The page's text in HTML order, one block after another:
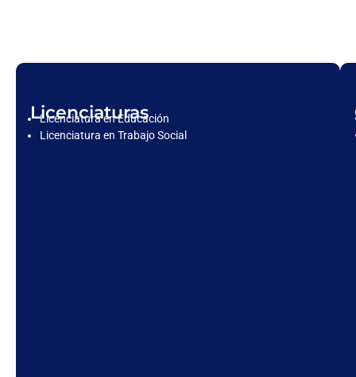
Licenciaturas
Licenciatura en Educación
Licenciatura en Trabajo Social